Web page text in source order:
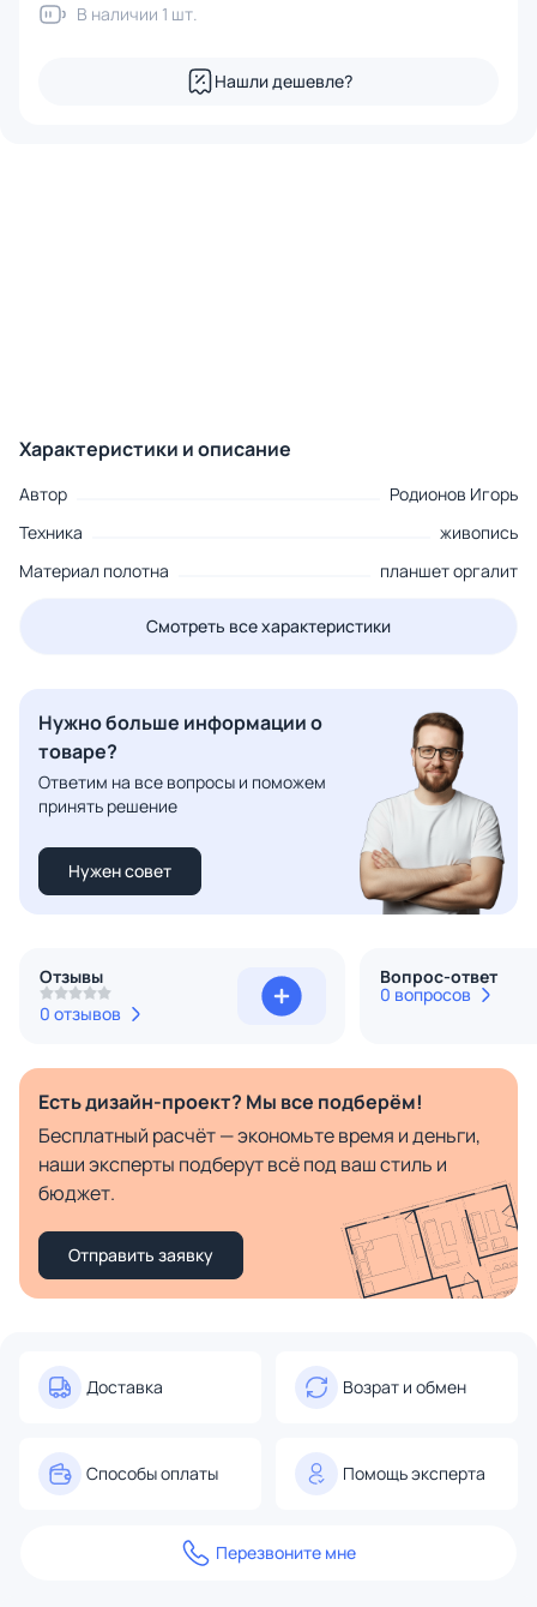
В наличии 1 шт.
Нашли дешевле?
Характеристики и описание
Автор
Родионов Игорь
Техника
живопись
Материал полотна
планшет оргалит
Смотреть все характеристики
Нужно больше информации о
товаре?
Ответим на все вопросы и поможем
принять решение
Нужен совет
Отзывы
0 отзывов
Вопрос-ответ
0 вопросов
Есть дизайн-проект? Мы все подберём!
Бесплатный расчёт — экономьте время и деньги,
наши эксперты подберут всё под ваш стиль и
бюджет.
Отправить заявку
Доставка Возрат и обмен
Способы оплаты Помощь эксперта
Перезвоните мне